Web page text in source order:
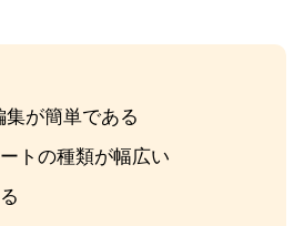
が簡単である
トの種類が幅広い